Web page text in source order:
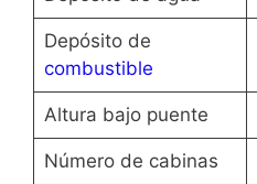
Depósito de
combustible
Altura bajo puente
Número de cabinas